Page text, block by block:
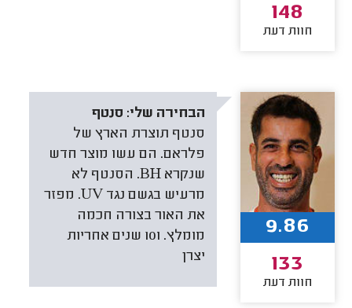
148
חוות דעת
הבחירה שלי: סנטף
סנטף תוצרת הארץ של
פלראם. הם עשו מוצר חדש
שנקרא BH. הסנטף לא
מרעיש בגשם נגד UV. מפזר
את האור בצורה חכמה
מומלץ. ו10 שנים אחריות
יצרן
9.86
133
חוות דעת